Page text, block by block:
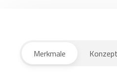
Merkmale Konzept